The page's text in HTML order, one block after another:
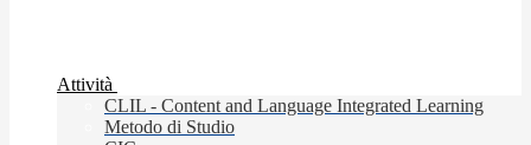
Attività
CLIL - Content and Language Integrated Learning
Metodo di Studio